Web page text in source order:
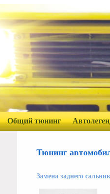
Общий тюнинг
Тюнинг
Замена заднего